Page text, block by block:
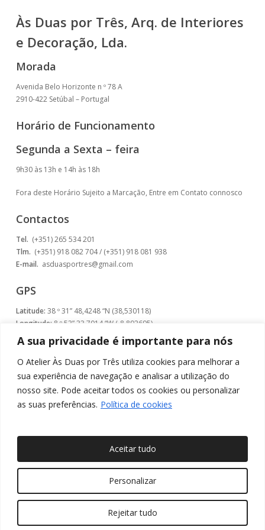
A sua privacidade é importante para nós
O Atelier Às Duas por Três utiliza cookies para melhorar a
sua experiência de navegação e analisar a utilização do
nosso site. Pode aceitar todos os cookies ou personalizar
as suas preferências. Política de cookies
Personalizar
Rejeitar tudo
Aceitar tudo
Às Duas por Três, Arq. de Interiores
e Decoração, Lda.
Morada
Avenida Belo Horizonte n º 78 A
2910-422 Setúbal – Portugal
Horário de Funcionamento
Segunda a Sexta – feira
9h30 às 13h e 14h às 18h
Fora deste Horário Sujeito a Marcação, Entre em Contato connosco
Contactos
Tel. (+351) 265 534 201
Tlm. (+351) 918 082 704 / (+351) 918 081 938
E-mail. asduasportres@gmail.com
GPS
Latitude: 38 º 31” 48,4248 “N (38,530118)
Longitude: 8 º 53” 33,7014 “W (-8,892695)
© 2026 Às Duas por Três, Arquitetura de Interiores e
youtubeinstagram